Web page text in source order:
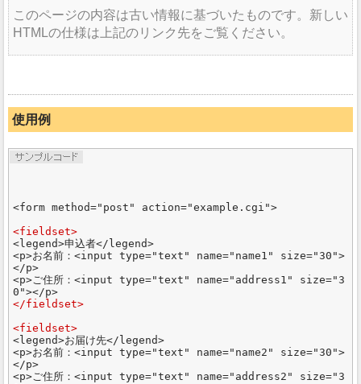
このページの内容は古い情報に基づいたものです。新しい
HTMLの仕様は上記のリンク先をご覧ください。
使用例
<form method="post" action="example.cgi">
<fieldset>
<legend>申込者</legend>
<p>お名前：<input type="text" name="name1" size="30">
</p>
<p>ご住所：<input type="text" name="address1" size="3
</fieldset>
<fieldset>
<legend>お届け先</legend>
<p>お名前：<input type="text" name="name2" size="30">
</p>
<p>ご住所：<input type="text" name="address2" size="3